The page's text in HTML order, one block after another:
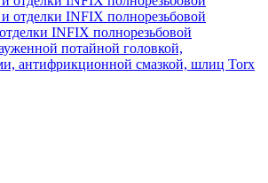
INFIX полнорезьбовой
потайной головкой,
антифрикционной смазкой, шлиц Torx